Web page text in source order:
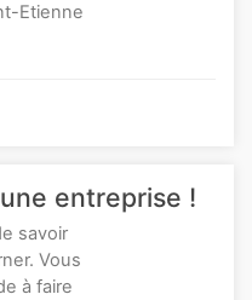
Etienne
entreprise !
savoir
Vous
à faire